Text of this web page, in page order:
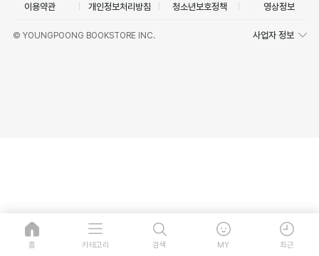
이용약관 개인정보처리방침 청소년보호정책 영상정보
© YOUNGPOONG BOOKSTORE INC. 사업자 정보
홈 카테고리 검색 MY 최근